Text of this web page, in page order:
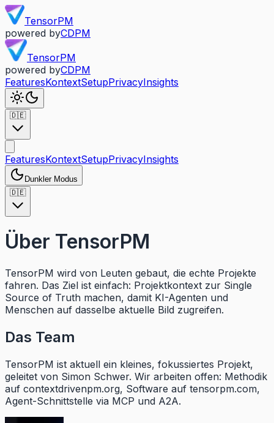
TensorPM
powered byCDPM
TensorPM
powered byCDPM
FeaturesKontextSetupPrivacyInsights
🇩🇪
FeaturesKontextSetupPrivacyInsights
Dunkler Modus
🇩🇪
Über TensorPM
TensorPM wird von Leuten gebaut, die echte Projekte
fahren. Das Ziel ist einfach: Projektkontext zur Single
Source of Truth machen, damit KI-Agenten und
Menschen auf dasselbe aktuelle Bild zugreifen.
Das Team
TensorPM ist aktuell ein kleines, fokussiertes Projekt,
geleitet von Simon Schwer. Wir arbeiten offen: Methodik
auf contextdrivenpm.org, Software auf tensorpm.com,
Agent-Schnittstelle via MCP und A2A.